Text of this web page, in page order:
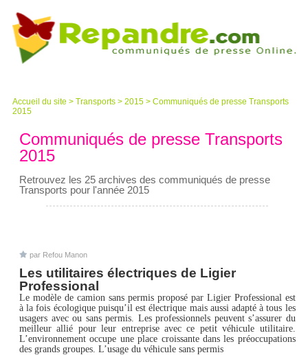
Accueil du site > Transports > 2015 > Communiqués de presse Transports
2015
Communiqués de presse Transports
2015
Retrouvez les 25 archives des communiqués de presse
Transports pour l'année 2015
par Refou Manon
Les utilitaires électriques de Ligier
Professional
Le modèle de camion sans permis proposé par Ligier Professional est
à la fois écologique puisqu’il est électrique mais aussi adapté à tous les
usagers avec ou sans permis. Les professionnels peuvent s’assurer du
meilleur allié pour leur entreprise avec ce petit véhicule utilitaire.
L’environnement occupe une place croissante dans les préoccupations
des grands groupes. L’usage du véhicule sans permis